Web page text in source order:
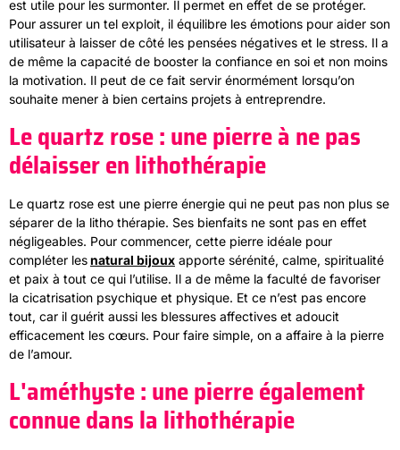
est utile pour les surmonter. Il permet en effet de se protéger.
Pour assurer un tel exploit, il équilibre les émotions pour aider son
utilisateur à laisser de côté les pensées négatives et le stress. Il a
de même la capacité de booster la confiance en soi et non moins
la motivation. Il peut de ce fait servir énormément lorsqu’on
souhaite mener à bien certains projets à entreprendre.
Le quartz rose : une pierre à ne pas
délaisser en lithothérapie
Le quartz rose est une pierre énergie qui ne peut pas non plus se
séparer de la litho thérapie. Ses bienfaits ne sont pas en effet
négligeables. Pour commencer, cette pierre idéale pour
compléter lesnatural bijoux apporte sérénité, calme, spiritualité
et paix à tout ce qui l’utilise. Il a de même la faculté de favoriser
la cicatrisation psychique et physique. Et ce n’est pas encore
tout, car il guérit aussi les blessures affectives et adoucit
efficacement les cœurs. Pour faire simple, on a affaire à la pierre
de l’amour.
L'améthyste : une pierre également
connue dans la lithothérapie